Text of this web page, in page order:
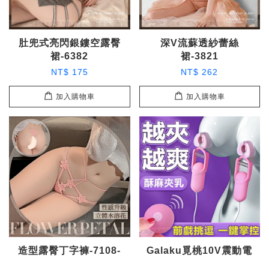
肚兜式亮閃銀鏤空露臀
裙-6382
NT$ 175
加入購物車
深V流蘇透紗蕾絲
裙-3821
NT$ 262
加入購物車
造型露臀丁字褲-7108-
Galaku覓桃10V震動電